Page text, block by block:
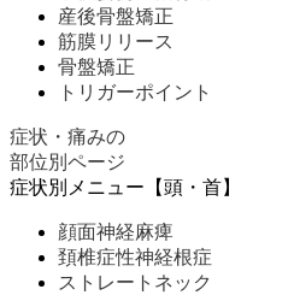
産後骨盤矯正
筋膜リリース
骨盤矯正
トリガーポイント
症状・痛みの
部位別ページ
症状別メニュー【頭・首】
顔面神経麻痺
頚椎症性神経根症
ストレートネック